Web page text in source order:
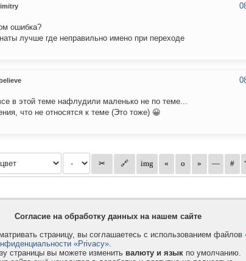
ошибка?
лучше где неправильно имено при переходе
в этой теме нафлудили маленько не по теме...
что не относятся к теме (Это тоже) 😀
Согласие на обработку данных на нашем сайте
страницу, вы соглашаетесь с использованием файлов
«Privacy».
страницы вы можете изменить валюту и язык по умолчанию.